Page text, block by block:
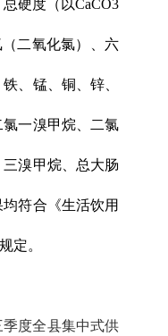
硬度（以CaCO3
二氧化氯）、六
、锰、铜、锌、
一溴甲烷、二氯
溴甲烷、总大肠
符合《生活饮用
定。
季度全县集中式供